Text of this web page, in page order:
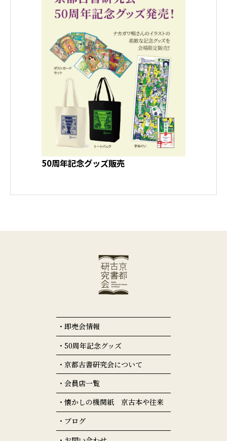
50周年記念グッズ販売
即売会情報
50周年記念グッズ
京都古書研究会について
会員店一覧
懐かしの機関紙 京古本や往来
ブログ